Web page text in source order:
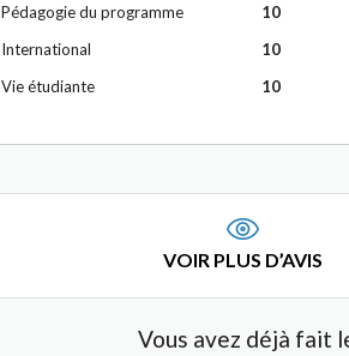
Pédagogie du programme
10
International
10
Vie étudiante
10
VOIR PLUS D’AVIS
Vous avez déjà fait